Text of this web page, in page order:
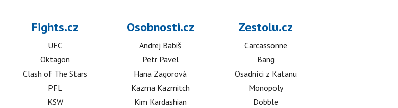
Fights.cz
UFC
Oktagon
Clash of The Stars
PFL
KSW
Osobnosti.cz
Andrej Babiš
Petr Pavel
Hana Zagorová
Kazma Kazmitch
Kim Kardashian
Zestolu.cz
Carcassonne
Bang
Osadníci z Katanu
Monopoly
Dobble